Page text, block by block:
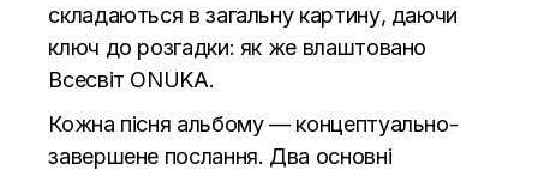
складаються в загальну картину, даючи
ключ до розгадки: як же влаштовано
Всесвіт ONUKA.
Кожна пісня альбому — концептуально-
завершене послання. Два основні